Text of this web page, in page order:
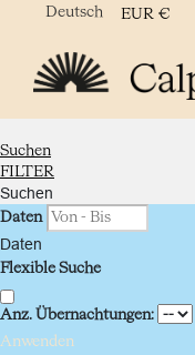
Deutsch EUR €
Suchen
FILTER
Suchen
Daten
Daten
Flexible Suche
Anz. Übernachtungen:
Anwenden